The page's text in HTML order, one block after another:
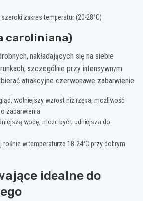
zakres temperatur (20-28°C)
caroliniana)
nakładających się na siebie
szczególnie przy intensywnym
atrakcyjne czerwonawe zabarwienie.
wolniejszy wzrost niż rzęsa, możliwość
zabarwienia
wodę, może być trudniejsza do
rośnie w temperaturze 18-24°C przy dobrym
idealne do